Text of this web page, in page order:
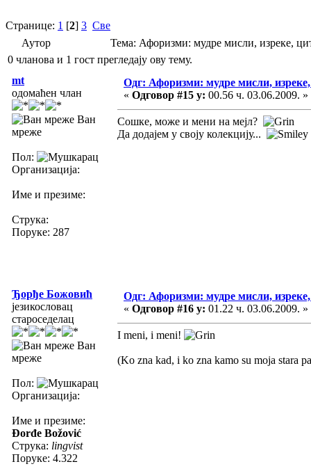
Странице: 1 [2] 3 Све
Аутор
Тема: Афоризми: мудре мисли, изреке,
0 чланова и 1 гост прегледају ову тему.
mt
одомаћен члан
Ван
мреже
Пол:
Организација:
Име и презиме:
Струка:
Поруке: 287
Одг: Афоризми: мудре мисли,
« Одговор #15 у: 00.56 ч. 03.06.2009. »
Сошке, може и мени на мејл?
Да додајем у своју колекцију...
Ђорђе Божовић
језикословац
староседелац
Ван
мреже
Пол:
Организација:
Име и презиме:
Đorđe Božović
Струка: lingvist
Поруке: 4.322
Одг: Афоризми: мудре мисли,
« Одговор #16 у: 01.22 ч. 03.06.2009. »
I meni, i meni!
(Ko zna kad, i ko zna kamo su moja stara